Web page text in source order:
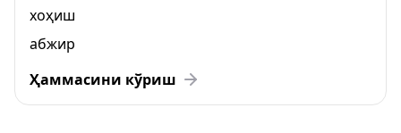
хоҳиш
абжир
Ҳаммасини кўриш